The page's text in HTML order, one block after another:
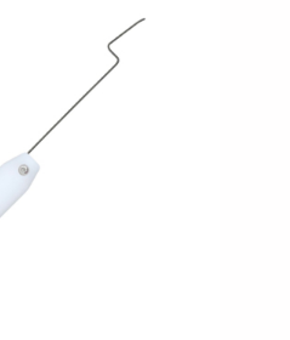
Akku-Schrauber
Karnasch - Fräser
Pferd - Fräser